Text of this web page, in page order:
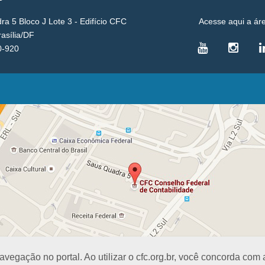
no portal. Ao utilizar o cfc.org.br, você concorda com
5 Bloco J Lote 3 - Edifício CFC
DF
920
Acesse aqui a
VICE-PRESIDÊNCIAS
Administrativa
Controle Interno
Desenvolvimento Profissional
Governança e Gestão Estratégica
Fiscalização, Ética e Disciplina
Técnica
Registro
PROJETOS E PROGRAMAS
Excelência na Contabilidade
Difusão Cultural